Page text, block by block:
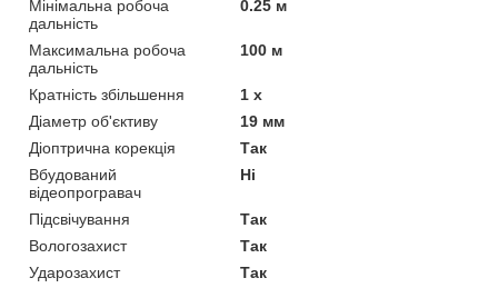
Мінімальна робоча
дальність
0.25 м
Максимальна робоча
дальність
100 м
Кратність збільшення
1 х
Діаметр об'єктиву
19 мм
Діоптрична корекція
Так
Вбудований
відеопрогравач
Ні
Підсвічування
Так
Вологозахист
Так
Ударозахист
Так